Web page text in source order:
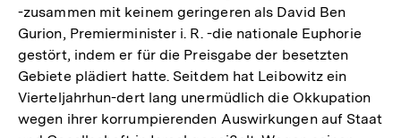
-zusammen mit keinem geringeren als David Ben
Gurion, Premierminister i. R. -die nationale Euphorie
gestört, indem er für die Preisgabe der besetzten
Gebiete plädiert hatte. Seitdem hat Leibowitz ein
Vierteljahrhun-dert lang unermüdlich die Okkupation
wegen ihrer korrumpierenden Auswirkungen auf Staat